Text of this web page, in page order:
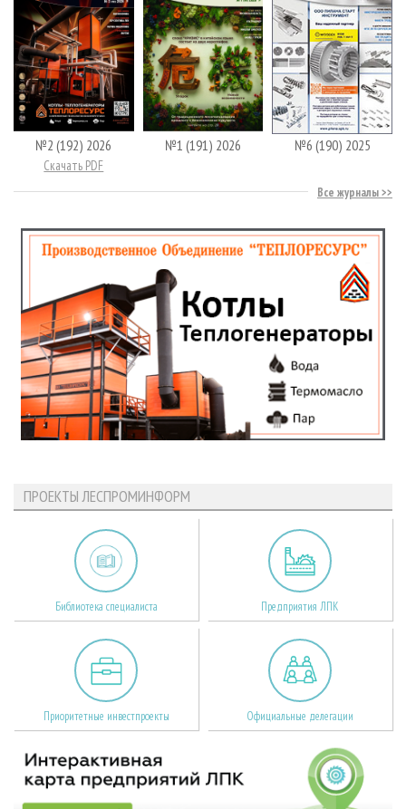
№2 (192) 2026
Скачать PDF
№1 (191) 2026 №6 (190) 2025
Все журналы
ПРОЕКТЫ ЛЕСПРОМИНФОРМ
Библиотека специалиста Предприятия ЛПК
Приоритетные инвестпроекты Официальные делегации